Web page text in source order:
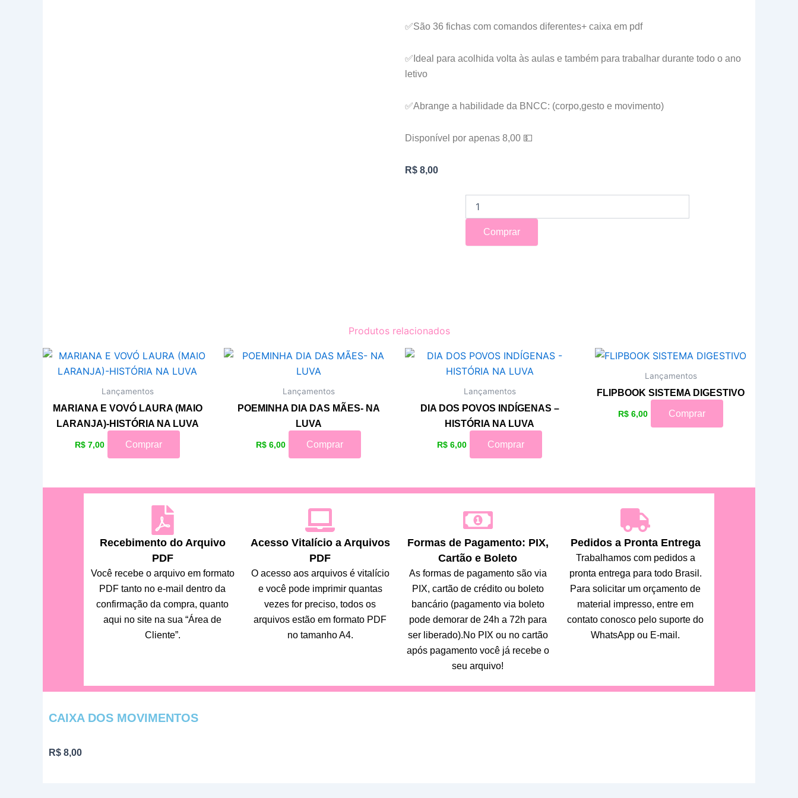
✅São 36 fichas com comandos diferentes+ caixa em pdf
✅Ideal para acolhida volta às aulas e também para trabalhar durante todo o ano
letivo
✅Abrange a habilidade da BNCC: (corpo,gesto e movimento)
Disponível por apenas 8,00 💵
R$ 8,00
DOS
quantidade
Comprar
Produtos relacionados
Lançamentos
MARIANA E VOVÓ LAURA (MAIO
LARANJA)-HISTÓRIA NA LUVA
R$ 7,00 Comprar
Lançamentos
POEMINHA DIA DAS MÃES- NA
LUVA
R$ 6,00 Comprar
Lançamentos
DIA DOS POVOS INDÍGENAS –
HISTÓRIA NA LUVA
R$ 6,00 Comprar
Lançamentos
FLIPBOOK SISTEMA DIGESTIVO
R$ 6,00 Comprar
Recebimento do Arquivo
PDF
Você recebe o arquivo em formato
PDF tanto no e-mail dentro da
confirmação da compra, quanto
aqui no site na sua “Área de
Cliente”.
Acesso Vitalício a Arquivos
PDF
O acesso aos arquivos é vitalício
e você pode imprimir quantas
vezes for preciso, todos os
arquivos estão em formato PDF
no tamanho A4.
Formas de Pagamento: PIX,
Cartão e Boleto
As formas de pagamento são via
PIX, cartão de crédito ou boleto
bancário (pagamento via boleto
pode demorar de 24h a 72h para
ser liberado).No PIX ou no cartão
após pagamento você já recebe o
seu arquivo!
Pedidos a Pronta Entrega
Trabalhamos com pedidos a
pronta entrega para todo Brasil.
Para solicitar um orçamento de
material impresso, entre em
contato conosco pelo suporte do
WhatsApp ou E-mail.
CAIXA DOS MOVIMENTOS
R$ 8,00